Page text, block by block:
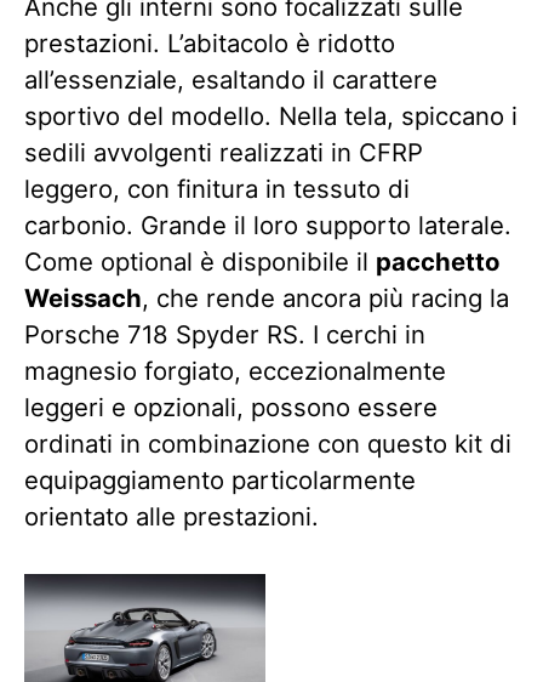
Anche gli interni sono focalizzati sulle
prestazioni. L’abitacolo è ridotto
all’essenziale, esaltando il carattere
sportivo del modello. Nella tela, spiccano i
sedili avvolgenti realizzati in CFRP
leggero, con finitura in tessuto di
carbonio. Grande il loro supporto laterale.
Come optional è disponibile il pacchetto
Weissach, che rende ancora più racing la
Porsche 718 Spyder RS. I cerchi in
magnesio forgiato, eccezionalmente
leggeri e opzionali, possono essere
ordinati in combinazione con questo kit di
equipaggiamento particolarmente
orientato alle prestazioni.